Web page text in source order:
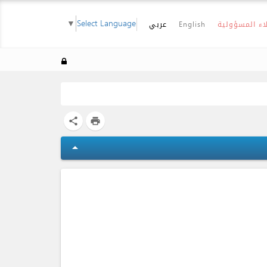
المسؤولية English عربي Select Language
▼
print
share
arrow_drop_up